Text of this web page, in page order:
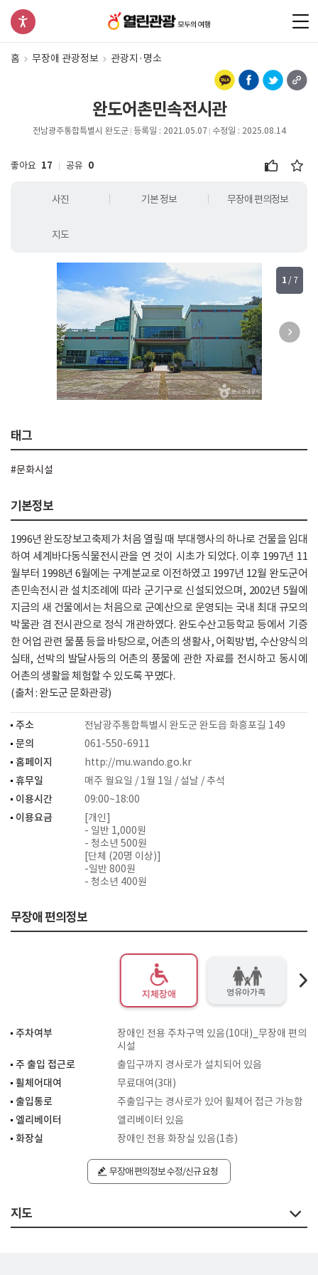
홈 무장애 관광정보 관광지·명소
완도어촌민속전시관
전남광주통합특별시 완도군 등록일 : 2021.05.07 수정일 : 2025.08.14
좋아요 17 공유 0
사진 기본 정보 무장애 편의정보
지도
1 / 7
태그
#문화시설
기본정보
1996년 완도장보고축제가 처음 열릴 때 부대행사의 하나로 건물을 임대
하여 세계바다동식물전시관을 연 것이 시초가 되었다. 이후 1997년 11
월부터 1998년 6월에는 구계분교로 이전하였고 1997년 12월 완도군어
촌민속전시관 설치조례에 따라 군기구로 신설되었으며, 2002년 5월에
지금의 새 건물에서는 처음으로 군예산으로 운영되는 국내 최대 규모의
박물관 겸 전시관으로 정식 개관하였다. 완도수산고등학교 등에서 기증
한 어업 관련 물품 등을 바탕으로, 어촌의 생활사, 어획방법, 수산양식의
실태, 선박의 발달사등의 어촌의 풍물에 관한 자료를 전시하고 동시에
어촌의 생활을 체험할 수 있도록 꾸몄다.
(출처 : 완도군 문화관광)
주소
전남광주통합특별시 완도군 완도읍 화흥포길 149
문의
061-550-6911
홈페이지
http://mu.wando.go.kr
휴무일
매주 월요일 / 1월 1일 / 설날 / 추석
이용시간
09:00~18:00
이용요금
[개인]
- 일반 1,000원
- 청소년 500원
[단체 (20명 이상)]
-일반 800원
- 청소년 400원
무장애 편의정보
지체장애 영유아가족
주차여부
장애인 전용 주차구역 있음(10대)_무장애 편의
시설
주 출입 접근로
출입구까지 경사로가 설치되어 있음
휠체어대여
무료대여(3대)
출입통로
주출입구는 경사로가 있어 휠체어 접근 가능함
엘리베이터
엘리베이터 있음
화장실
장애인 전용 화장실 있음(1층)
무장애 편의정보 수정/신규 요청
지도